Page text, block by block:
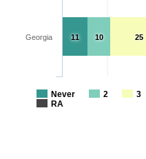
25
10
11
Never 2 3
RA
Georgia